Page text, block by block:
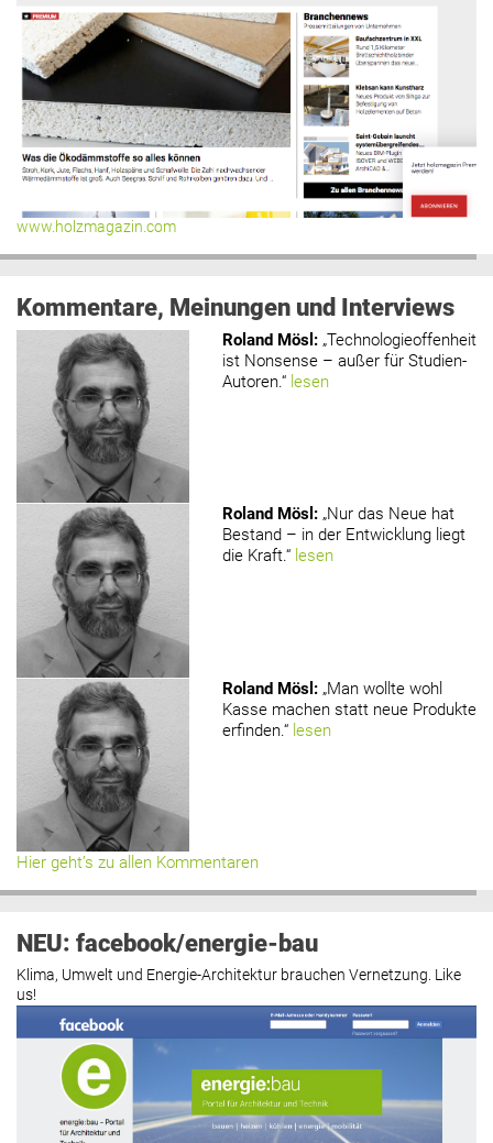
www.holzmagazin.com
Kommentare, Meinungen und Interviews
Roland Mösl : „Technologieoffenheit
ist Nonsense – außer für Studien-
Autoren.“ lesen
Roland Mösl : „Nur das Neue hat
Bestand – in der Entwicklung liegt
die Kraft.“ lesen
Roland Mösl : „Man wollte wohl
Kasse machen statt neue Produkte
erfinden.“ lesen
Hier geht’s zu allen Kommentaren
NEU: facebook/energie-bau
Klima, Umwelt und Energie-Architektur brauchen Vernetzung. Like
us!